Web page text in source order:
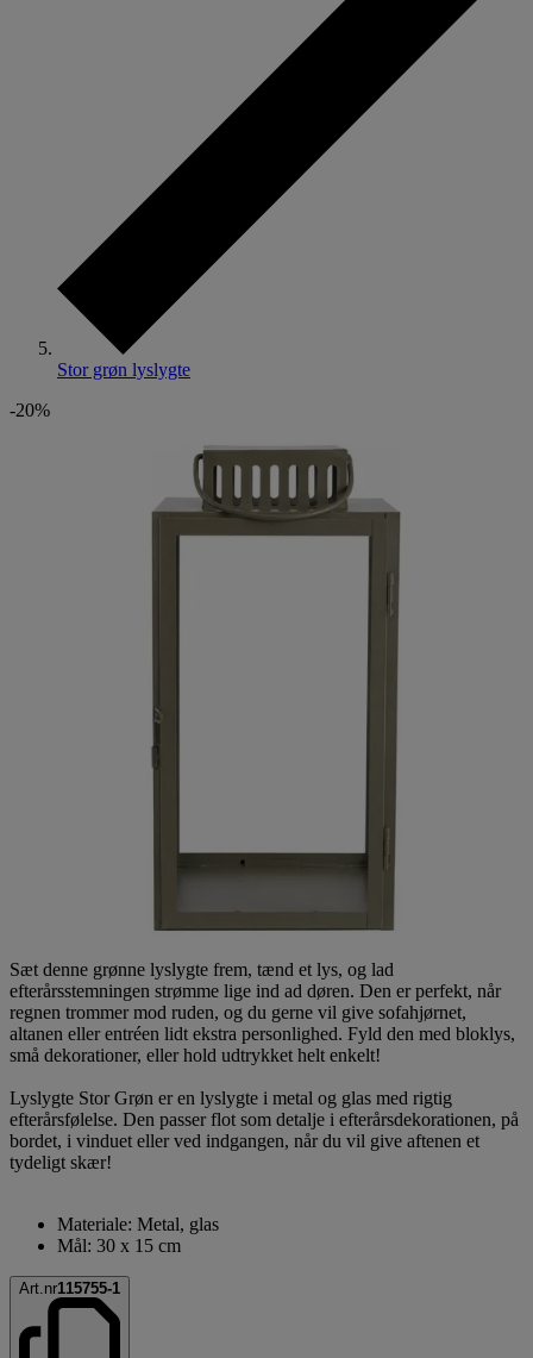
Stor grøn lyslygte
-20%
Sæt denne grønne lyslygte frem, tænd et lys, og lad
efterårsstemningen strømme lige ind ad døren. Den er perfekt, når
regnen trommer mod ruden, og du gerne vil give sofahjørnet,
altanen eller entréen lidt ekstra personlighed. Fyld den med bloklys,
små dekorationer, eller hold udtrykket helt enkelt!
Lyslygte Stor Grøn er en lyslygte i metal og glas med rigtig
efterårsfølelse. Den passer flot som detalje i efterårsdekorationen, på
bordet, i vinduet eller ved indgangen, når du vil give aftenen et
tydeligt skær!
Materiale: Metal, glas
Mål: 30 x 15 cm
Art.nr115755-1